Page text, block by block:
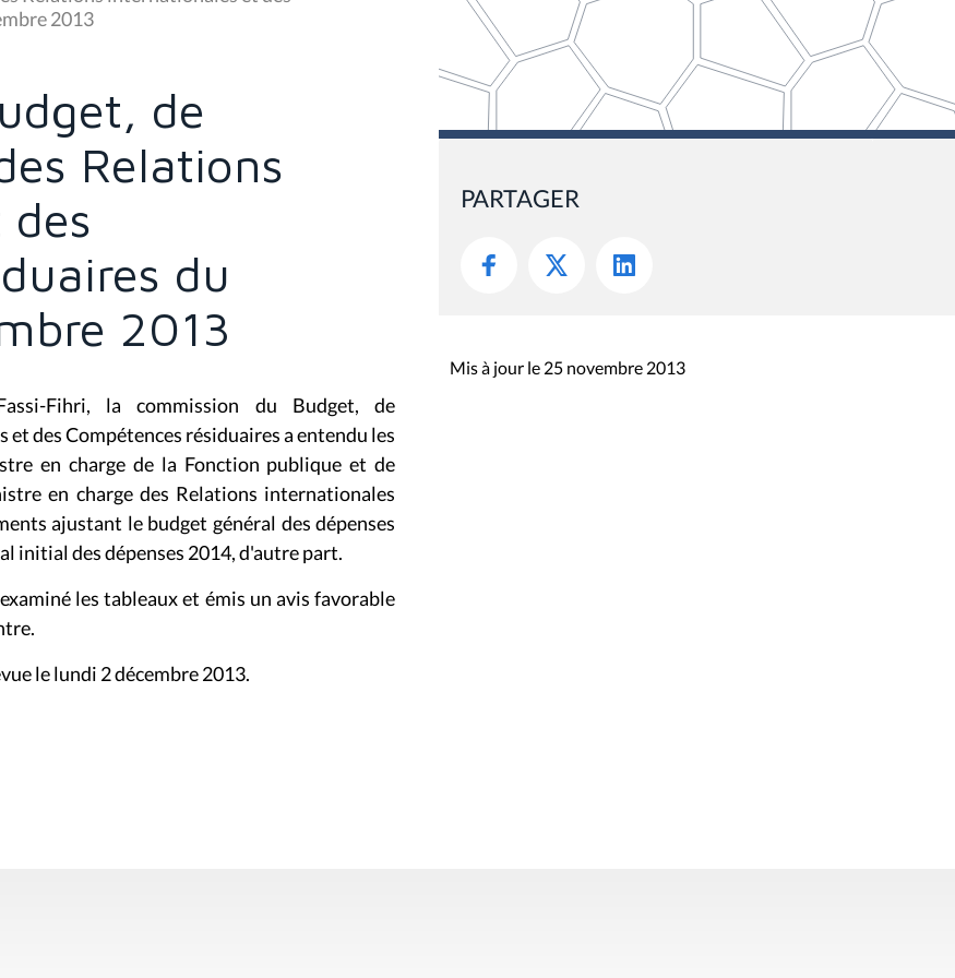
2013
de
Relations
du
2013
Fihri, lacommission du Budget, de
des Compétences résiduairesa entendu les
en charge de la Fonction publique et de
en charge des Relations internationales
ajustant le budget général des dépenses
initial des dépenses 2014, d'autre part.
les tableaux et émis un avis favorable
le lundi 2 décembre 2013.
PARTAGER
Mis à jour le 25 novembre 2013